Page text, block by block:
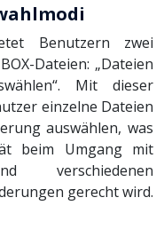
Benutzern zwei
Dateien: „Dateien
Mit dieser
einzelne Dateien
auswählen, was
beim Umgang mit
verschiedenen
gerecht wird.